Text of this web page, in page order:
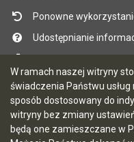
W ramach naszej witryny
świadczenia Państwu
sposób dostosowany do
witryny bez zmiany
będą one zamieszczane w
Ponowne
Udostępnianie
Mapa serwisu
Instrukcja obsługi
Statystyki oglądalności
Ostatnio dodane